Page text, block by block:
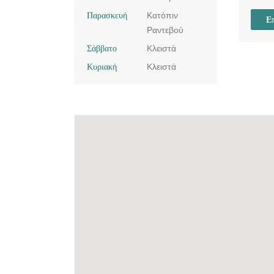
Παρασκευή
Κατόπιν
Ραντεβού
Σάββατο
Κλειστά
Κυριακή
Κλειστά